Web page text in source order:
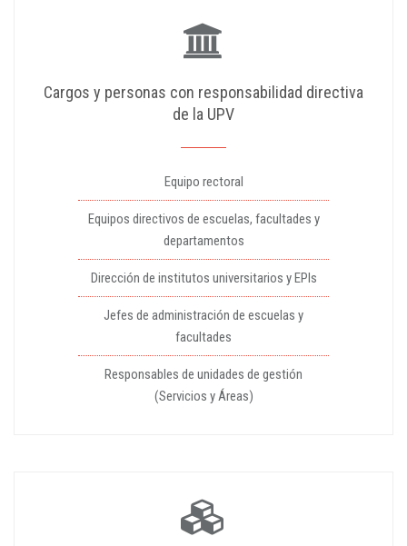
Cargos y personas con responsabilidad directiva
de la UPV
Equipo rectoral
Equipos directivos de escuelas, facultades y
departamentos
Dirección de institutos universitarios y EPIs
Jefes de administración de escuelas y
facultades
Responsables de unidades de gestión
(Servicios y Áreas)